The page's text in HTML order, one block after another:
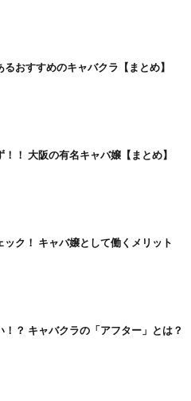
おすすめのキャバクラ【まとめ】
！ 大阪の有名キャバ嬢【まとめ】
ック！ キャバ嬢として働くメリット
！？ キャバクラの「アフター」とは？